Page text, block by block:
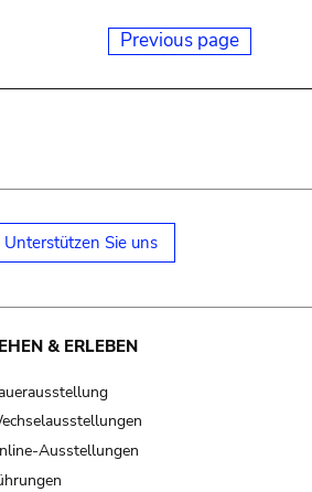
Previous page
Unterstützen Sie uns
& ERLEBEN
Ausstellungen